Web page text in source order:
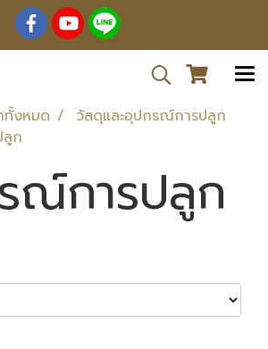
ทั้งหมด
วัสดุและอุปกรณ์การปลูก
ก
ณ์การปลูก